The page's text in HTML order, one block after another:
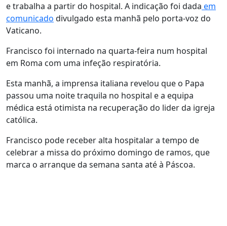
e trabalha a partir do hospital. A indicação foi dada em
comunicado divulgado esta manhã pelo porta-voz do
Vaticano.
Francisco foi internado na quarta-feira num hospital
em Roma com uma infeção respiratória.
Esta manhã, a imprensa italiana revelou que o Papa
passou uma noite traquila no hospital e a equipa
médica está otimista na recuperação do lider da igreja
católica.
Francisco pode receber alta hospitalar a tempo de
celebrar a missa do próximo domingo de ramos, que
marca o arranque da semana santa até à Páscoa.